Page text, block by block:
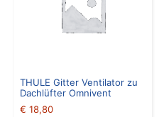
THULE Gitter Ventilator zu
Dachlüfter Omnivent
€ 18,80